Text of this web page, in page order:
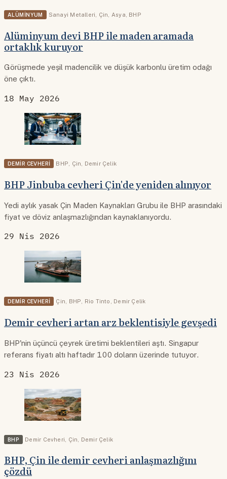
ALÜMINYUM Sanayi Metalleri Çin Asya BHP
Alüminyum devi BHP ile maden aramada
ortaklık kuruyor
Görüşmede yeşil madencilik ve düşük karbonlu üretim odağı
öne çıktı.
18 May 2026
DEMIR CEVHERI BHP Çin Demir Çelik
BHP Jinbuba cevheri Çin'de yeniden alınıyor
Yedi aylık yasak Çin Maden Kaynakları Grubu ile BHP arasındaki
fiyat ve döviz anlaşmazlığından kaynaklanıyordu.
29 Nis 2026
DEMIR CEVHERI Çin BHP Rio Tinto Demir Çelik
Demir cevheri artan arz beklentisiyle gevşedi
BHP'nin üçüncü çeyrek üretimi beklentileri aştı. Singapur
referans fiyatı altı haftadır 100 doların üzerinde tutuyor.
23 Nis 2026
BHP Demir Cevheri Çin Demir Çelik
BHP, Çin ile demir cevheri anlaşmazlığını
çözdü